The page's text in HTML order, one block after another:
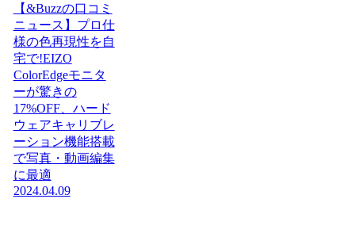
【&Buzzの口コミ
ニュース】プロ仕
様の色再現性を自
宅で!EIZO
ColorEdgeモニタ
ーが驚きの
17%OFF、ハード
ウェアキャリブレ
ーション機能搭載
で写真・動画編集
に最適
2024.04.09